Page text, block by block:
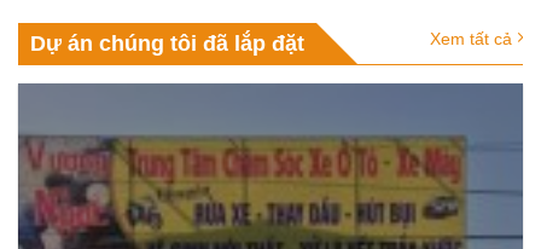
Dự án chúng tôi đã lắp đặt Xem tất cả